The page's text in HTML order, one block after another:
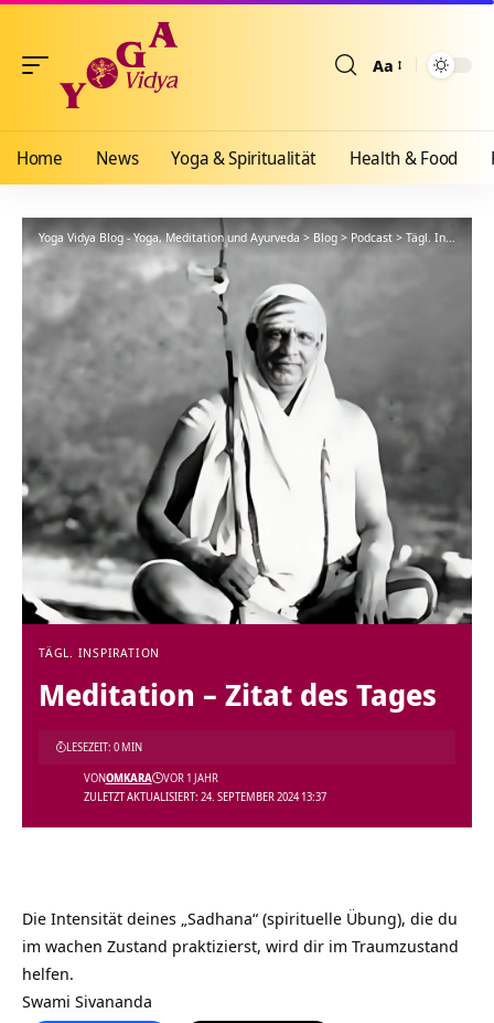
Aa
Home News Yoga & Spiritualität Health & Food
Yoga Vidya Blog - Yoga, Meditation und Ayurveda > Blog > Podcast> Tägl. Inspiration
TÄGL. INSPIRATION
Meditation – Zitat des Tages
ZULETZT AKTUALISIERT: 24. SEPTEMBER 2024 13:37
VONOMKARA VOR 1 JAHR
LESEZEIT: 0 MIN
Die Intensität deines „Sadhana“ (spirituelle Übung), die du
im wachen Zustand praktizierst, wird dir im Traumzustand
helfen.
Swami Sivananda